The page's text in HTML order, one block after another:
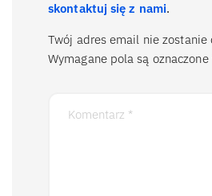
skontaktuj się z nami.
Twój adres email nie zostanie
Wymagane pola są oznaczone